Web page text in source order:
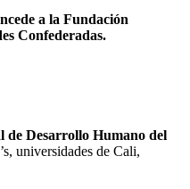
a la Fundación
Confederadas.
de Desarrollo Humano del
universidades de Cali,